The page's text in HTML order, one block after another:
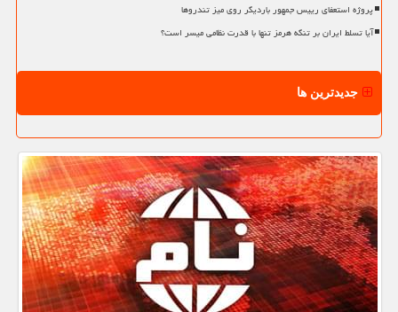
پروژه استعفای رییس جمهور باردیگر روی میز تندروها
آیا تسلط ایران بر تنگه هرمز تنها با قدرت نظامی میسر است؟
جدیدترین ها